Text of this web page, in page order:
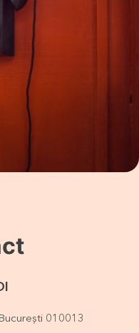
010013